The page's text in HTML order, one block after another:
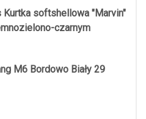
Kurtka softshellowa "Marvin"
czarnym
M6 Bordowo Biały 29